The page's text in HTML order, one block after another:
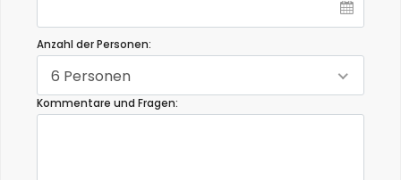
Anzahl der Personen:
6 Personen
Kommentare und Fragen: